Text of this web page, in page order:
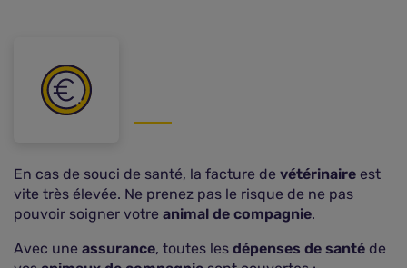
En cas de souci de santé, la facture de vétérinaire est
vite très élevée. Ne prenez pas le risque de ne pas
pouvoir soigner votre animal de compagnie.
Avec une assurance, toutes les dépenses de santé de